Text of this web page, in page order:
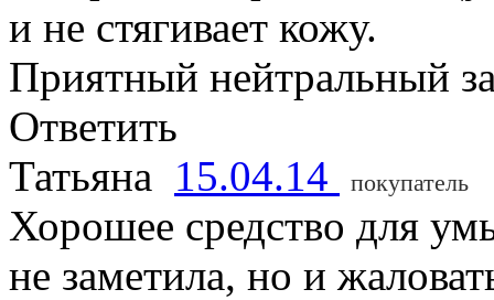
и не стягивает кожу.
Приятный нейтральный
Ответить
Татьяна 15.04.14 покупатель
Хорошее средство для
не заметила, но и